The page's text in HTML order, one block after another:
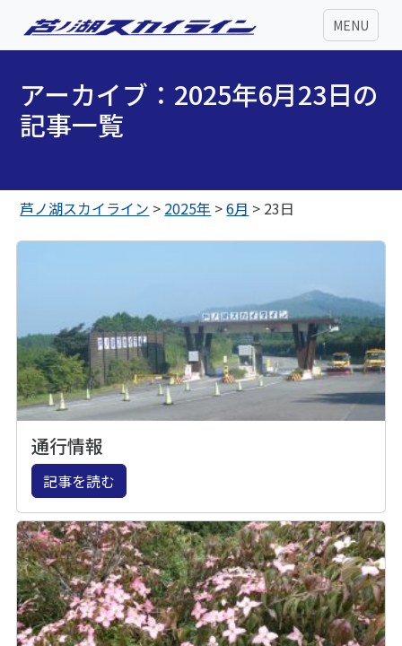
MENU
アーカイブ：2025年6月23日の
記事一覧
芦ノ湖スカイライン > 2025年 >6月 > 23日
通行情報
記事を読む